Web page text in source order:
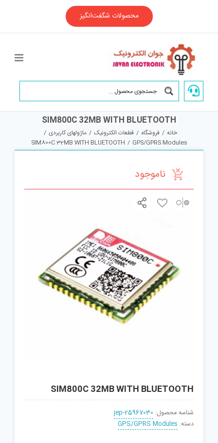
محصولات شگفت‌انگیز
SIM800C 32MB WITH BLUETOOTH
خانه / فروشگاه / قطعات الکترونیک / ماژولهای کاربردی /
GPS/GPRS Modules
/
SIM800C 32MB WITH BLUETOOTH
ناموجود
SIM800C 32MB WITH BLUETOOTH
شناسه محصول: jep-25967030
دسته: GPS/GPRS Modules